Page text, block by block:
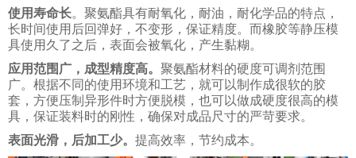
使用寿命长。聚氨酯具有耐氧化，耐油，耐化学品的特点，
长时间使用后回弹好，不变形，保证精度。而橡胶等静压模
具使用久了之后，表面会被氧化，产生黏糊。
应用范围广，成型精度高。 聚氨酯材料的硬度可调剂范围
广。根据不同的使用环境和工艺，就可以制作成很软的胶
套，方便压制异形件时方便脱模，也可以做成硬度很高的模
具，保证装料时的刚性，确保对成品尺寸的严苛要求。
表面光滑，后加工少。 提高效率，节约成本。